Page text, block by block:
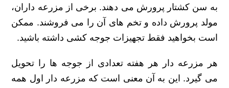
به سن کشتار پرورش می دهند. برخی از مزرعه داران،
مولد پرورش داده و تخم های آن را می فروشند. ممکن
است بخواهید فقط تجهیزات جوجه کشی داشته باشید.
هر مزرعه دار هر هفته تعدادی از جوجه ها را تحویل
می گیرد. این به آن معنی است که مزرعه دار اول همه